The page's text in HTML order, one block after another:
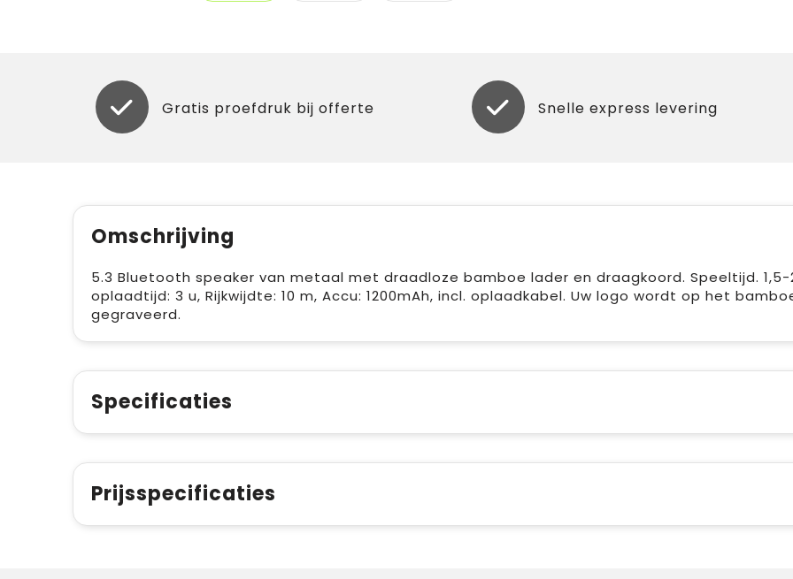
Gratis proefdruk bij offerte Snelle express levering
Omschrijving
5.3 Bluetooth speaker van metaal met draadloze bamboe lader en draagkoord. Speeltijd. 1,5-
oplaadtijd: 3 u, Rijkwijdte: 10 m, Accu: 1200mAh, incl. oplaadkabel. Uw logo wordt op het
gegraveerd.
Specificaties
Prijsspecificaties